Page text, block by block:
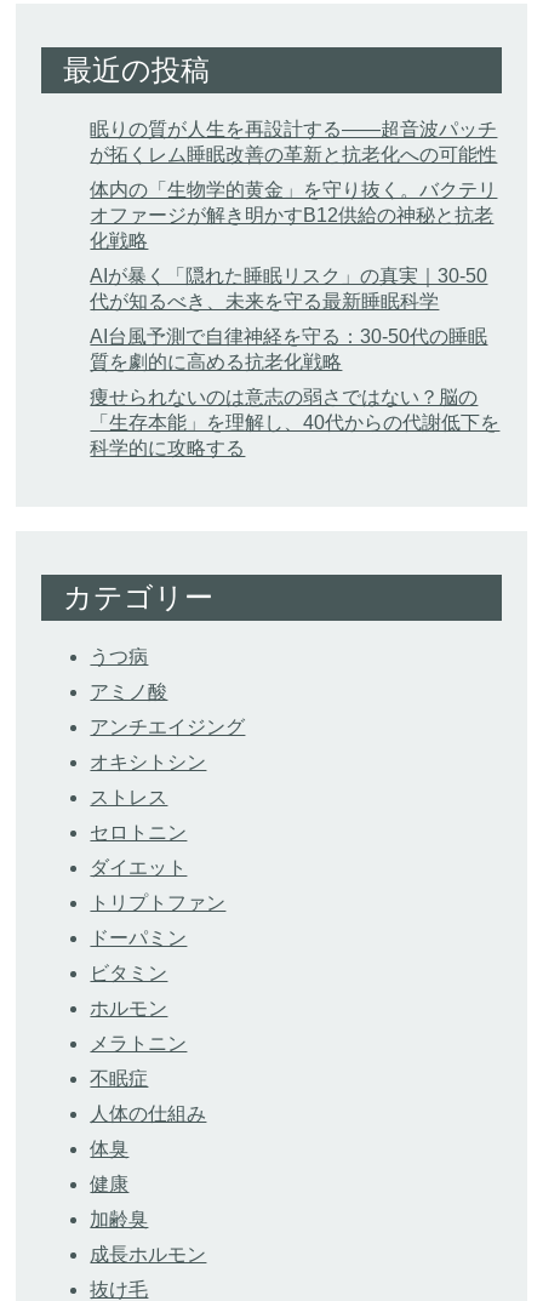
最近の投稿
眠りの質が人生を再設計する——超音波パッチ
が拓くレム睡眠改善の革新と抗老化への可能性
体内の「生物学的黄金」を守り抜く。バクテリ
オファージが解き明かすB12供給の神秘と抗老
化戦略
AIが暴く「隠れた睡眠リスク」の真実｜30-50
代が知るべき、未来を守る最新睡眠科学
AI台風予測で自律神経を守る：30-50代の睡眠
質を劇的に高める抗老化戦略
痩せられないのは意志の弱さではない？脳の
「生存本能」を理解し、40代からの代謝低下を
科学的に攻略する
カテゴリー
うつ病
アミノ酸
アンチエイジング
オキシトシン
ストレス
セロトニン
ダイエット
トリプトファン
ドーパミン
ビタミン
ホルモン
メラトニン
不眠症
人体の仕組み
体臭
健康
加齢臭
成長ホルモン
抜け毛